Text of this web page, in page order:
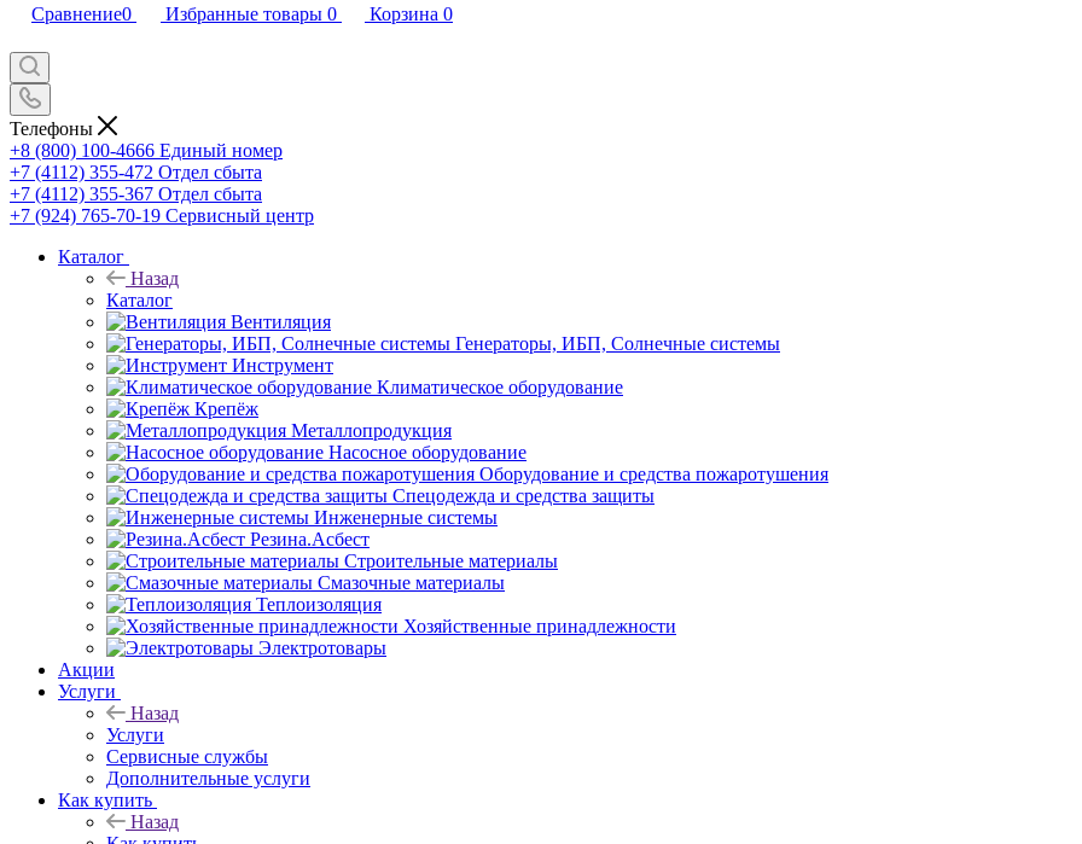
Сравнение0 Избранные товары 0 Корзина 0
Телефоны
+8 (800) 100-4666 Единый номер
+7 (4112) 355-472 Отдел сбыта
+7 (4112) 355-367 Отдел сбыта
+7 (924) 765-70-19 Сервисный центр
Каталог
Назад
Каталог
Вентиляция
Генераторы, ИБП, Солнечные системы
Инструмент
Климатическое оборудование
Крепёж
Металлопродукция
Насосное оборудование
Оборудование и средства пожаротушения
Спецодежда и средства защиты
Инженерные системы
Резина.Асбест
Строительные материалы
Смазочные материалы
Теплоизоляция
Хозяйственные принадлежности
Электротовары
Акции
Услуги
Назад
Услуги
Сервисные службы
Дополнительные услуги
Как купить
Назад